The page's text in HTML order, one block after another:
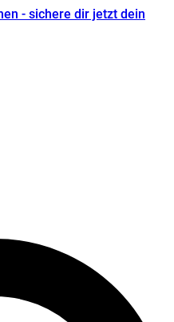
- sichere dir jetzt dein